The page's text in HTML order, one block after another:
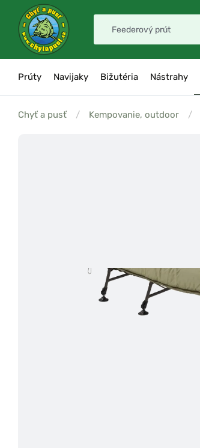
Prúty Navijaky Bižutéria Nástrahy
Chyť a pusť / Kempovanie, outdoor /